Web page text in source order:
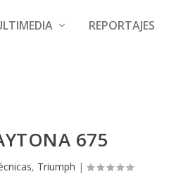
REPORTAJES
675
, Triumph |